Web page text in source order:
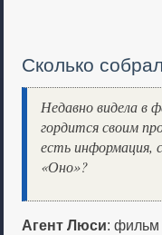
Сколько
Недавно видела в
гордится своим
есть информация,
«Оно»?
Агент Люси: фильм